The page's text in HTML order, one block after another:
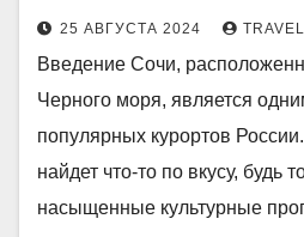
25 АВГУСТА 2024
Введение Сочи,
Черного моря, является
популярных курортов
найдет что-то по вкусу, будь
насыщенные культурные